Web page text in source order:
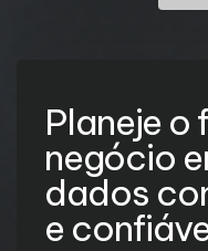
Planeje o
negócio
dados
e